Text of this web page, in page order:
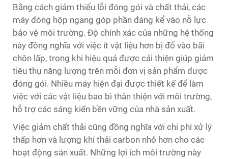
Bằng cách giảm thiểu lỗi đóng gói và chất thải, các
máy đóng hộp ngang góp phần đáng kể vào nỗ lực
bảo vệ môi trường. Độ chính xác của những hệ thống
này đồng nghĩa với việc ít vật liệu hơn bị đổ vào bãi
chôn lấp, trong khi hiệu quả được cải thiện giúp giảm
tiêu thụ năng lượng trên mỗi đơn vị sản phẩm được
đóng gói. Nhiều máy hiện đại được thiết kế để làm
việc với các vật liệu bao bì thân thiện với môi trường,
hỗ trợ các sáng kiến bền vững của nhà sản xuất.
Việc giảm chất thải cũng đồng nghĩa với chi phí xử lý
thấp hơn và lượng khí thải carbon nhỏ hơn cho các
hoạt động sản xuất. Những lợi ích môi trường này